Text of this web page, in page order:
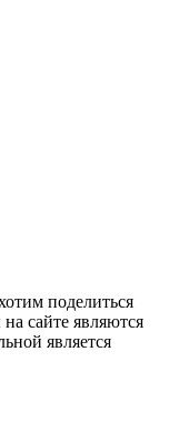
поделиться
сайте являются
является